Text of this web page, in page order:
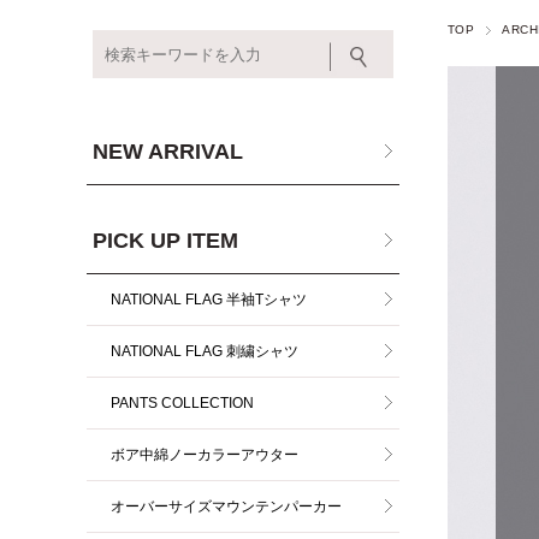
TOP
NEW ARRIVAL
PICK UP ITEM
NATIONAL FLAG 半袖Tシャツ
NATIONAL FLAG 刺繍シャツ
PANTS COLLECTION
ボア中綿ノーカラーアウター
オーバーサイズマウンテンパーカー